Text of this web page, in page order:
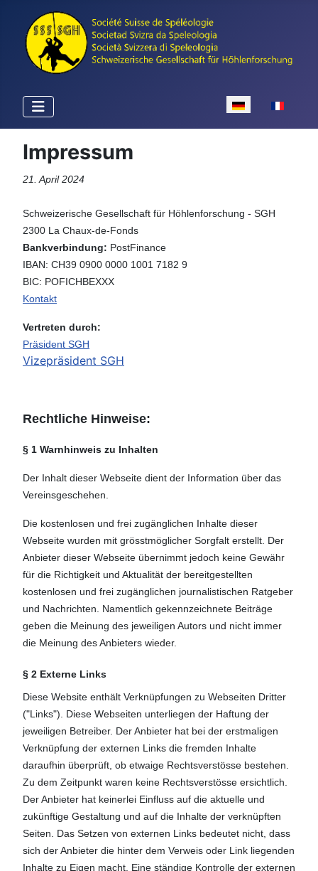
Sprache
Impressum
21. April 2024
Schweizerische Gesellschaft für Höhlenforschung - SGH
2300 La Chaux-de-Fonds
Bankverbindung: PostFinance
IBAN: CH39 0900 0000 1001 7182 9
BIC: POFICHBEXXX
Kontakt
Vertreten durch:
Präsident SGH
Vizepräsident SGH
Rechtliche Hinweise:
§ 1 Warnhinweis zu Inhalten
Der Inhalt dieser Webseite dient der Information über das
Vereinsgeschehen.
Die kostenlosen und frei zugänglichen Inhalte dieser
Webseite wurden mit grösstmöglicher Sorgfalt erstellt. Der
Anbieter dieser Webseite übernimmt jedoch keine Gewähr
für die Richtigkeit und Aktualität der bereitgestellten
kostenlosen und frei zugänglichen journalistischen Ratgeber
und Nachrichten. Namentlich gekennzeichnete Beiträge
geben die Meinung des jeweiligen Autors und nicht immer
die Meinung des Anbieters wieder.
§ 2 Externe Links
Diese Website enthält Verknüpfungen zu Webseiten Dritter
("Links"). Diese Webseiten unterliegen der Haftung der
jeweiligen Betreiber. Der Anbieter hat bei der erstmaligen
Verknüpfung der externen Links die fremden Inhalte
daraufhin überprüft, ob etwaige Rechtsverstösse bestehen.
Zu dem Zeitpunkt waren keine Rechtsverstösse ersichtlich.
Der Anbieter hat keinerlei Einfluss auf die aktuelle und
zukünftige Gestaltung und auf die Inhalte der verknüpften
Seiten. Das Setzen von externen Links bedeutet nicht, dass
sich der Anbieter die hinter dem Verweis oder Link liegenden
Inhalte zu Eigen macht. Eine ständige Kontrolle der externen